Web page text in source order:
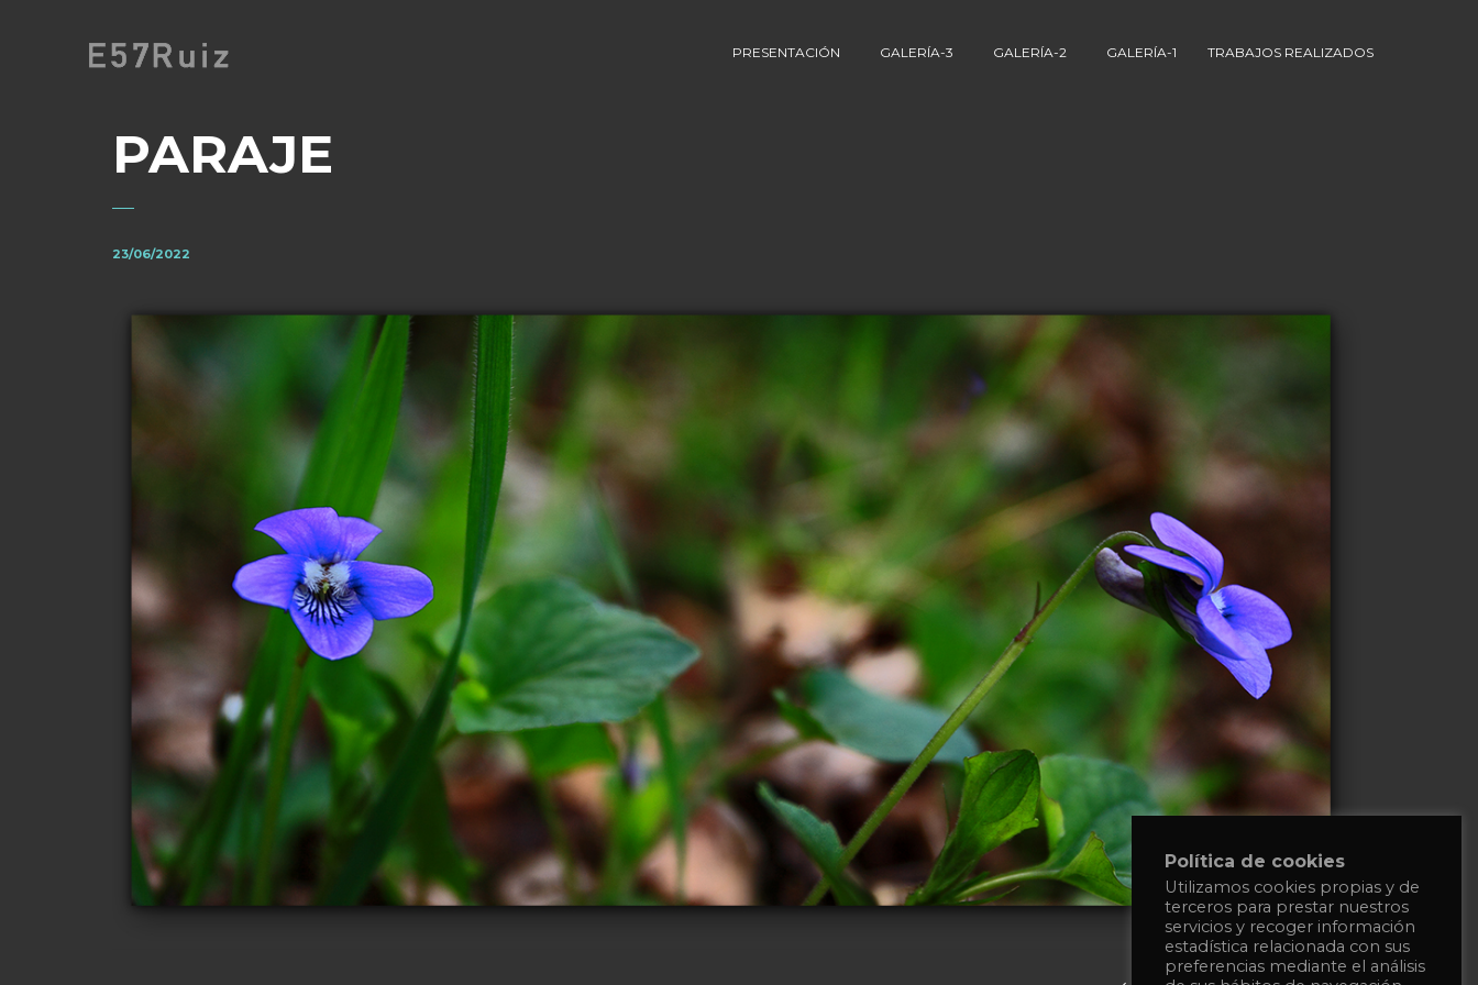
PRESENTACIÓN GALERÍA-3 GALERÍA-2 GALERÍA-1 TRABAJOS REALIZADOS
PARAJE
23/06/2022
Política de cookies
Utilizamos cookies propias y de
terceros para prestar nuestros
servicios y recoger información
estadística relacionada con sus
preferencias mediante el análisis